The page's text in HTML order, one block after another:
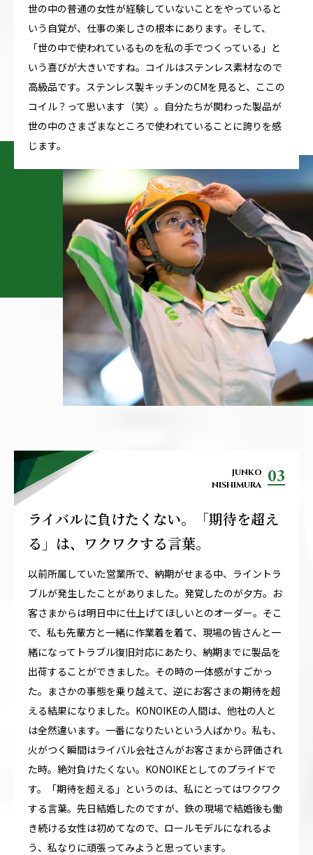
世の中の普通の女性が経験していないことをやっていると
いう自覚が、仕事の楽しさの根本にあります。そして、
「世の中で使われているものを私の手でつくっている」と
いう喜びが大きいですね。コイルはステンレス素材なので
高級品です。ステンレス製キッチンのCMを見ると、ここの
コイル？って思います（笑）。自分たちが関わった製品が
世の中のさまざまなところで使われていることに誇りを感
じます。
JUNKO
NISHIMURA 03
ライバルに負けたくない。「期待を超え
る」は、ワクワクする言葉。
以前所属していた営業所で、納期がせまる中、ライントラ
ブルが発生したことがありました。発覚したのが夕方。お
客さまからは明日中に仕上げてほしいとのオーダー。そこ
で、私も先輩方と一緒に作業着を着て、現場の皆さんと一
緒になってトラブル復旧対応にあたり、納期までに製品を
出荷することができました。その時の一体感がすごかっ
た。まさかの事態を乗り越えて、逆にお客さまの期待を超
える結果になりました。KONOIKEの人間は、他社の人と
は全然違います。一番になりたいという人ばかり。私も、
火がつく瞬間はライバル会社さんがお客さまから評価され
た時。絶対負けたくない。KONOIKEとしてのプライドで
す。「期待を超える」というのは、私にとってはワクワク
する言葉。先日結婚したのですが、鉄の現場で結婚後も働
き続ける女性は初めてなので、ロールモデルになれるよ
う、私なりに頑張ってみようと思っています。